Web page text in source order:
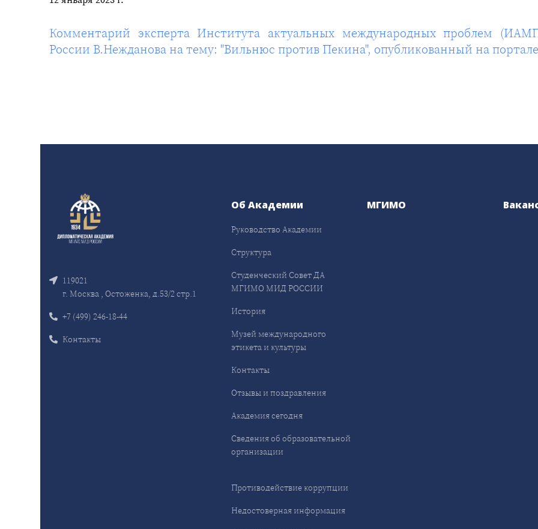
Комментарий эксперта Института актуальных международных проблем
России В.Нежданова на тему: "Вильнюс против Пекина", опубликованный на
119021
г. Москва , Остоженка, д.53/2 стр.1
+7 (499) 246-18-44
Контакты
Об Академии
Руководство Академии
Структура
Студенческий Совет ДА
МГИМО МИД РОССИИ
История
Музей международного
этикета и культуры
Контакты
Отзывы и поздравления
Академия сегодня
Сведения об образовательной
организации
Противодействие коррупции
Недостоверная информация
МГИМО